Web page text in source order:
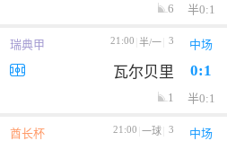
6 半0:1
瑞典甲 21:00 半/一 3 中场
瓦尔贝里 0:1
1 半0:1
酋长杯 21:00 一球 3 中场